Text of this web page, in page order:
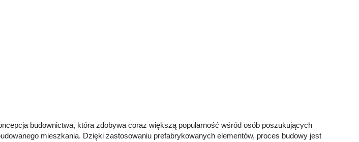
budownictwa, która zdobywa coraz większą popularność wśród osób poszukujących
mieszkania. Dzięki zastosowaniu prefabrykowanych elementów, proces budowy jest